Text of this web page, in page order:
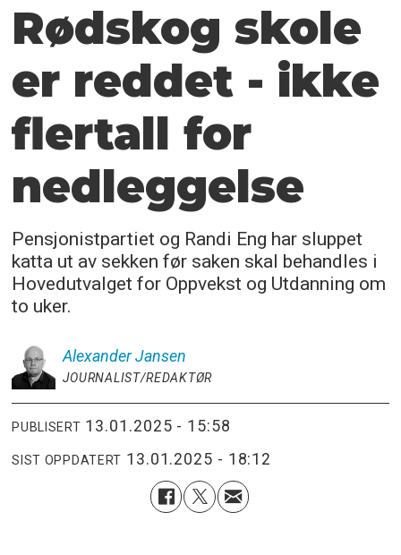
Rødskog skole
er reddet - ikke
flertall for
nedleggelse
Pensjonistpartiet og Randi Eng har sluppet
katta ut av sekken før saken skal behandles i
Hovedutvalget for Oppvekst og Utdanning om
to uker.
Alexander Jansen
JOURNALIST/REDAKTØR
PUBLISERT 13.01.2025 - 15:58
SIST OPPDATERT 13.01.2025 - 18:12